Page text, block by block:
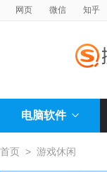
网页 微信 知乎
电脑软件
首页 > 游戏休闲